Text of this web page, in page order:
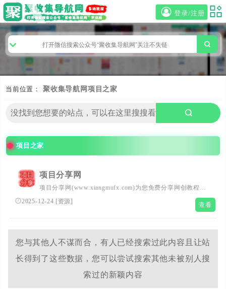
登录/注册
当前位置： 聚收集导航网 项目之家
项目之家
项目分享网
项目分享网(www.xiangmufx.com)为您免费分享网创教程和
网创项目、网创经验、创业交流、副业经验交流等，整合了
知识付费VIP创业课程和自媒体、拼多多、淘宝电商营销教
业资源就上项目分享网！
2025-12-24 [资源] 查看
您与其他人不谋而合，有人已经搜索过此内容且让站
长得到了这些数据，您可以尝试搜索其他未被别人搜
索过的新颖内容